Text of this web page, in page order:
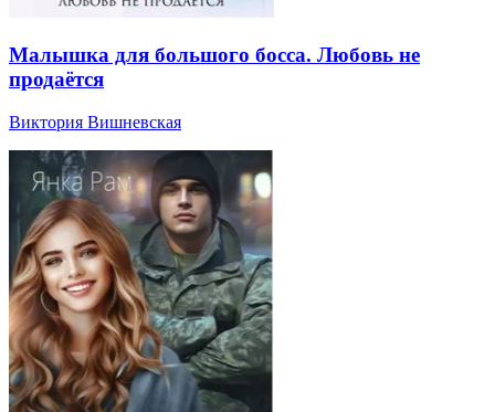
Малышка для большого босса. Любовь не
продаётся
Виктория Вишневская